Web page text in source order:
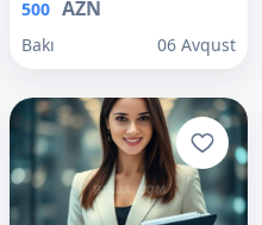
500 AZN
Bakı 06 Avqust